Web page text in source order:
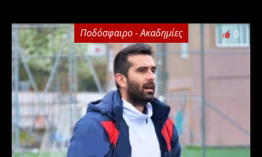
Ποδόσφαιρο - Ακαδημίες 0